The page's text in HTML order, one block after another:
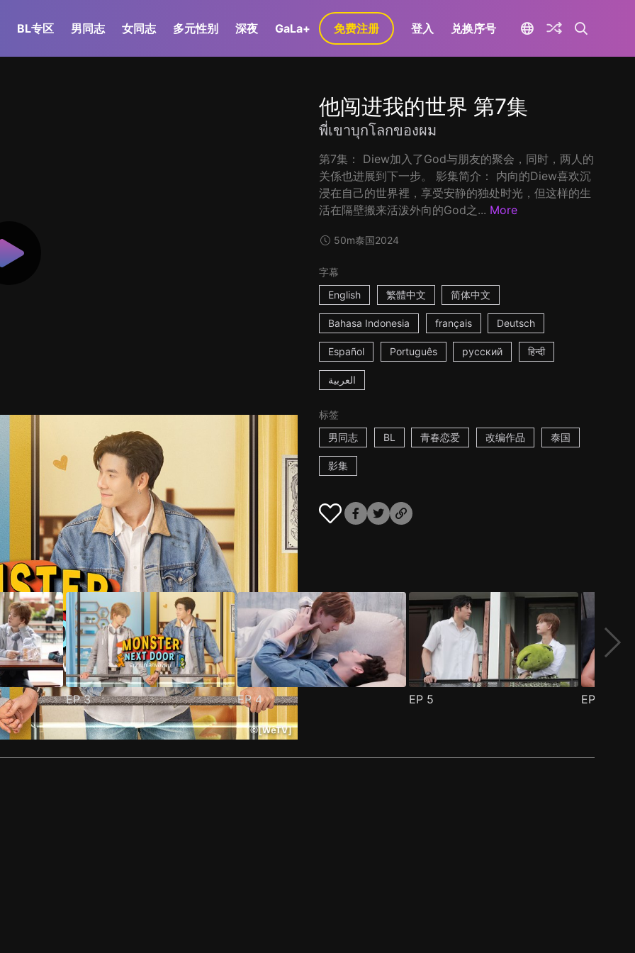
BL专区 男同志 女同志 多元性别 深夜 GaLa+ 免费注册 登入 兑换序号
他闯进我的世界 第7集
พี่เขาบุกโลกของผม
第7集： Diew加入了God与朋友的聚会，同时，两人的
关係也进展到下一步。 影集简介： 内向的Diew喜欢沉
浸在自己的世界裡，享受安静的独处时光，但这样的生
活在隔壁搬来活泼外向的God之... More
50m泰国2024
字幕
English
繁體中文 简体中文
Bahasa Indonesia français Deutsch
Español Português русский हिन्दी
العربية
标签
男同志
BL 青春恋爱 改编作品 泰国
影集
EP3 EP4 EP 5 EP